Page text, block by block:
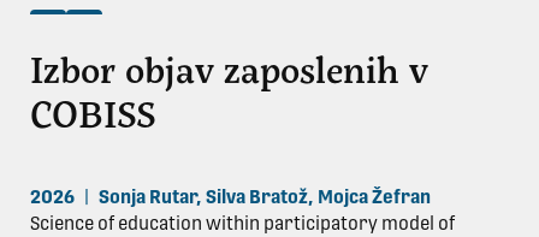
Izbor objav zaposlenih v
COBISS
2026 Sonja Rutar, Silva Bratož, Mojca Žefran
Science of education within participatory model of